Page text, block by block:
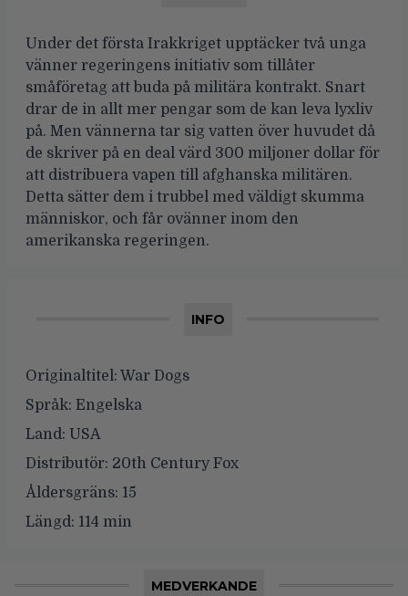
Under det första Irakkriget upptäcker två unga
vänner regeringens initiativ som tillåter
småföretag att buda på militära kontrakt. Snart
drar de in allt mer pengar som de kan leva lyxliv
på. Men vännerna tar sig vatten över huvudet då
de skriver på en deal värd 300 miljoner dollar för
att distribuera vapen till afghanska militären.
Detta sätter dem i trubbel med väldigt skumma
människor, och får ovänner inom den
amerikanska regeringen.
INFO
Originaltitel: War Dogs
Språk: Engelska
Land: USA
Distributör: 20th Century Fox
Åldersgräns: 15
Längd: 114 min
MEDVERKANDE